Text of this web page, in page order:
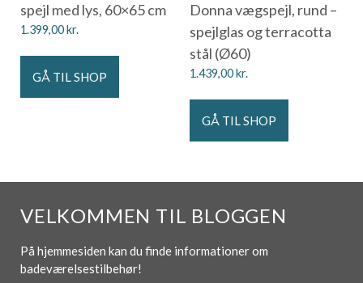
spejl med lys, 60×65 cm
1.399,00kr.
GÅ TIL SHOP
Donna vægspejl, rund –
spejlglas og terracotta
stål (Ø60)
1.439,00kr.
GÅ TIL SHOP
VELKOMMEN TIL BLOGGEN
På hjemmesiden kan du finde informationer om
badeværelsestilbehør!